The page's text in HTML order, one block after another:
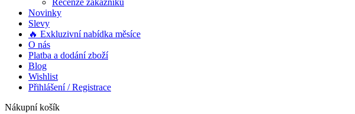
Novinky
Slevy
🔥 Exkluzivní nabídka měsíce
O nás
Platba a dodání zboží
Blog
Wishlist
Přihlášení / Registrace
Nákupní košík